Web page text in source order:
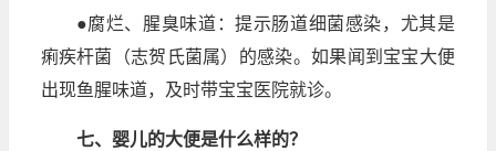
●腐烂、腥臭味道：提示肠道细菌感染，尤其是
痢疾杆菌（志贺氏菌属）的感染。如果闻到宝宝大便
出现鱼腥味道，及时带宝宝医院就诊。
七、婴儿的大便是什么样的？